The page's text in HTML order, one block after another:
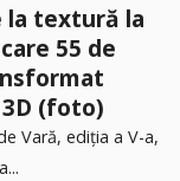
la textură la
55 de
(foto)
Vară, ediția a V-a,